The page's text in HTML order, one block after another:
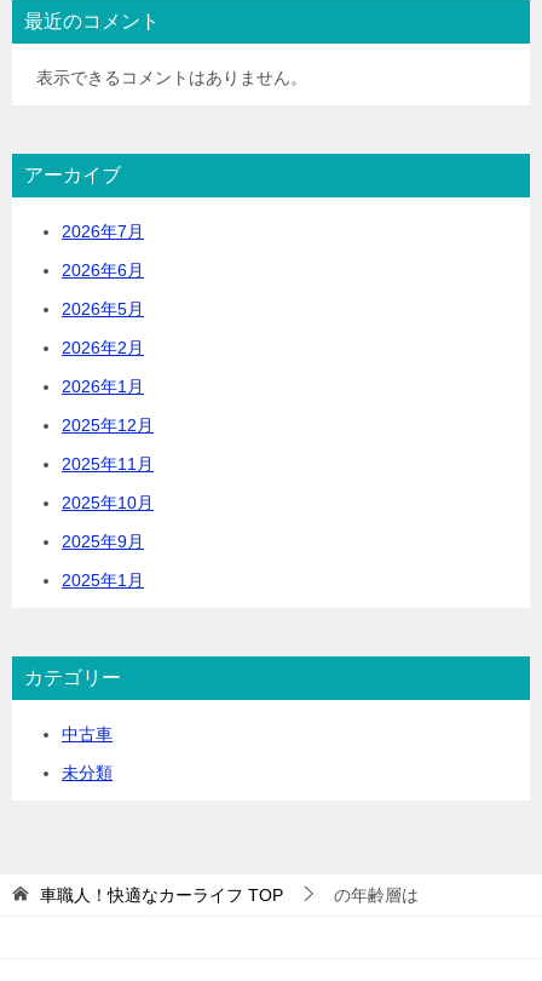
最近のコメント
表示できるコメントはありません。
アーカイブ
2026年7月
2026年6月
2026年5月
2026年2月
2026年1月
2025年12月
2025年11月
2025年10月
2025年9月
2025年1月
カテゴリー
中古車
未分類
車職人！快適なカーライフ TOP の年齢層は